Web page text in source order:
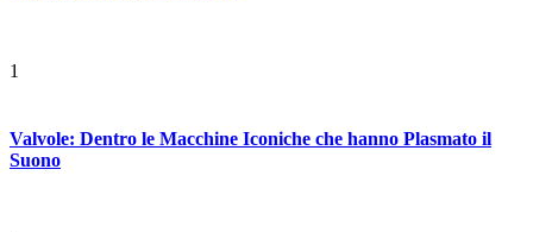
1
Valvole: Dentro le Macchine Iconiche che hanno Plasmato il
Suono